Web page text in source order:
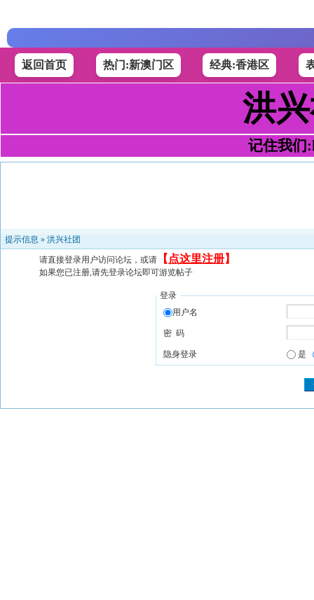
返回首页 热门:新澳门区 经典:香港区
洪
记住我们
提示信息 » 洪兴社团
请直接登录用户访问论坛，或请 【 点这里注册】
如果您已注册,请先登录论坛即可游览帖子
登录
用户名
密 码
隐身登录 是